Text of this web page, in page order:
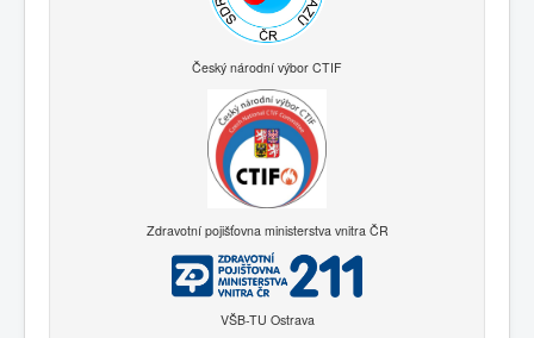
Český národní výbor CTIF
Zdravotní pojišťovna ministerstva vnitra ČR
VŠB-TU Ostrava